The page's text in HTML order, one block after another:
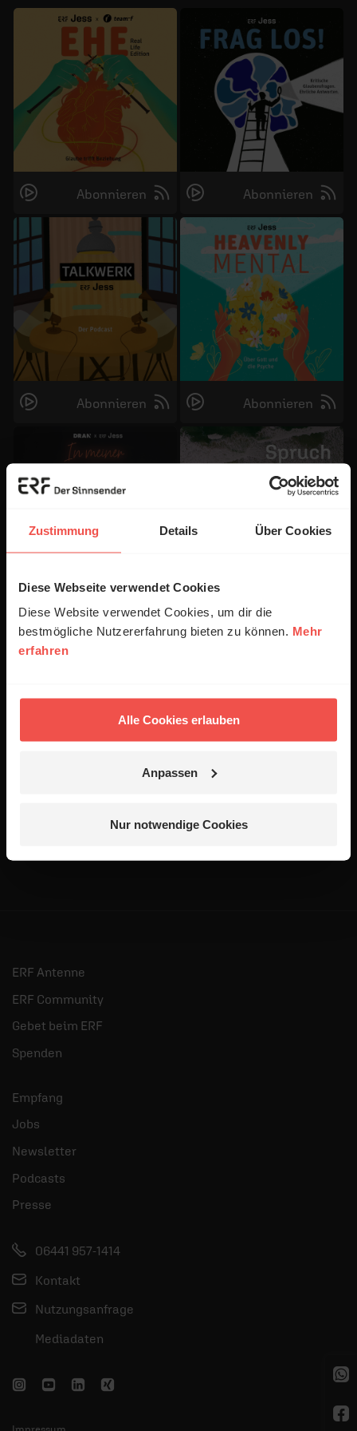
Zustimmung Details Über Cookies
Diese Webseite verwendet Cookies
Diese Website verwendet Cookies, um dir die
bestmögliche Nutzererfahrung bieten zu können. Mehr
erfahren
Alle Cookies erlauben
Anpassen
Nur notwendige Cookies
Abonnieren Abonnieren
Abonnieren Abonnieren
Abonnieren Abonnieren
Abonnieren Abonnieren
ERF Antenne
ERF Community
Gebet beim ERF
Spenden
Empfang
Jobs
Newsletter
Podcasts
Presse
06441 957-1414
Kontakt
Nutzungsanfrage
Mediadaten